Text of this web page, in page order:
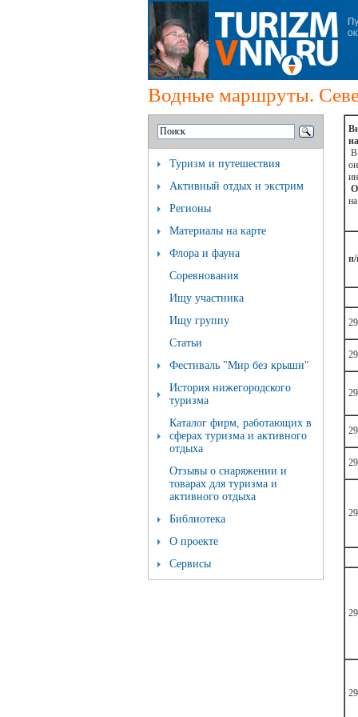
Водные маршруты.
Туризм и путешествия
Активный отдых и экстрим
Регионы
Материалы на карте
Флора и фауна
Соревнования
Ищу участника
Ищу группу
Статьи
Фестиваль "Мир без крыши"
История нижегородского
туризма
Каталог фирм, работающих в
сферах туризма и активного
отдыха
Отзывы о снаряжении и
товарах для туризма и
активного отдыха
Библиотека
О проекте
Сервисы
В
п/